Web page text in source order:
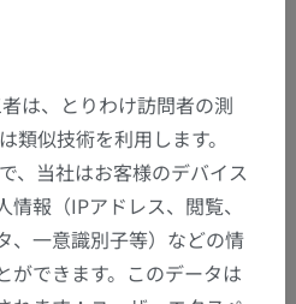
Spinal Cord and the Ascending and
. (7th ed.) Philadelphia:
Williams & Wilkins, pp. 143-147.
は、とりわけ訪問者の測
類似技術を利用します。
、当社はお客様のデバイス
報（IPアドレス、閲覧、
、一意識別子等）などの情
ができます。このデータは